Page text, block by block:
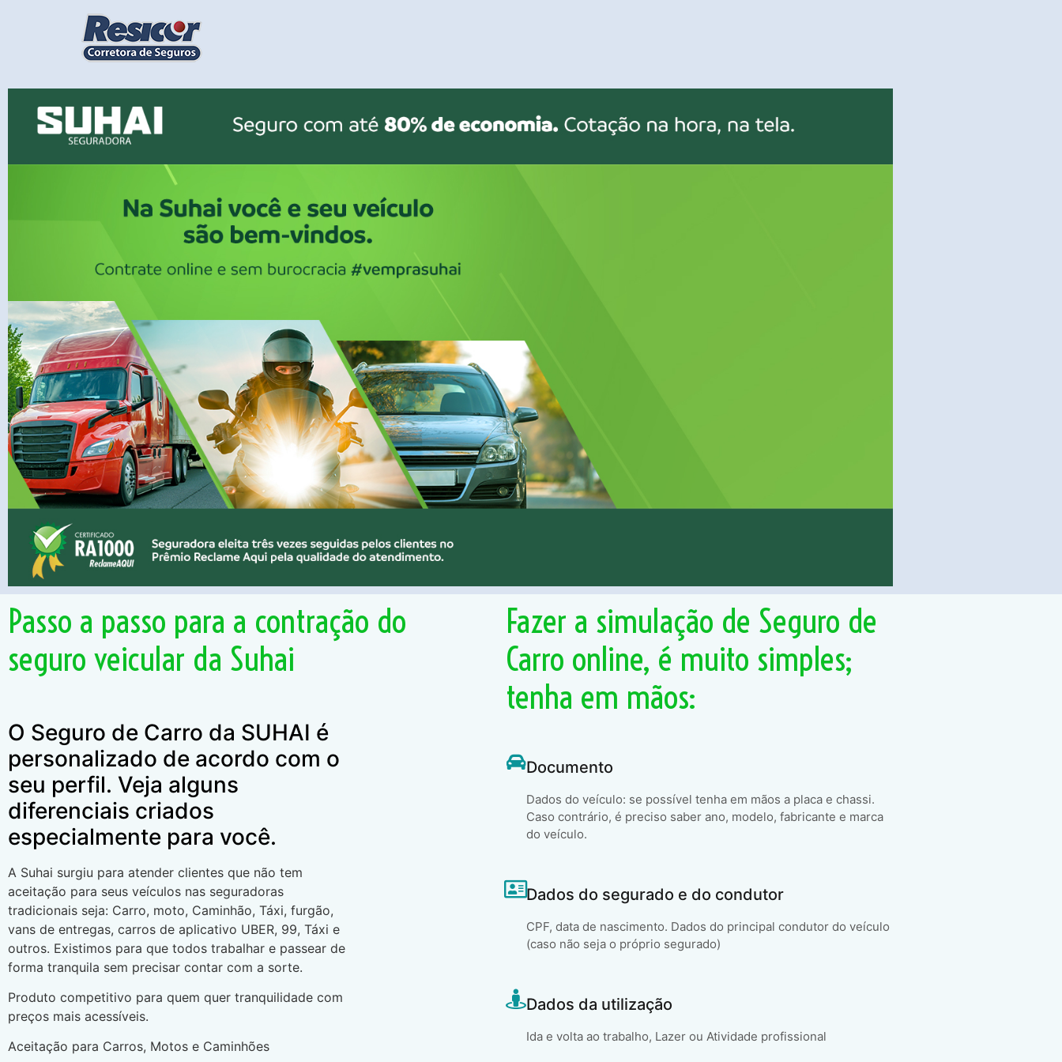
Passo a passo para a contração do
seguro veicular da Suhai
O Seguro de Carro da SUHAI é
personalizado de acordo com o
seu perfil. Veja alguns
diferenciais criados
especialmente para você.
A Suhai surgiu para atender clientes que não tem
aceitação para seus veículos nas seguradoras
tradicionais seja: Carro, moto, Caminhão, Táxi, furgão,
vans de entregas, carros de aplicativo UBER, 99, Táxi e
outros. Existimos para que todos trabalhar e passear de
forma tranquila sem precisar contar com a sorte.
Produto competitivo para quem quer tranquilidade com
preços mais acessíveis.
Aceitação para Carros, Motos e Caminhões
Fazer a simulação de Seguro de
Carro online, é muito simples;
tenha em mãos:
Documento
Dados do veículo: se possível tenha em mãos a placa e chassi.
Caso contrário, é preciso saber ano, modelo, fabricante e marca
do veículo.
Dados do segurado e do condutor
CPF, data de nascimento. Dados do principal condutor do veículo
(caso não seja o próprio segurado)
Dados da utilização
Ida e volta ao trabalho, Lazer ou Atividade profissional